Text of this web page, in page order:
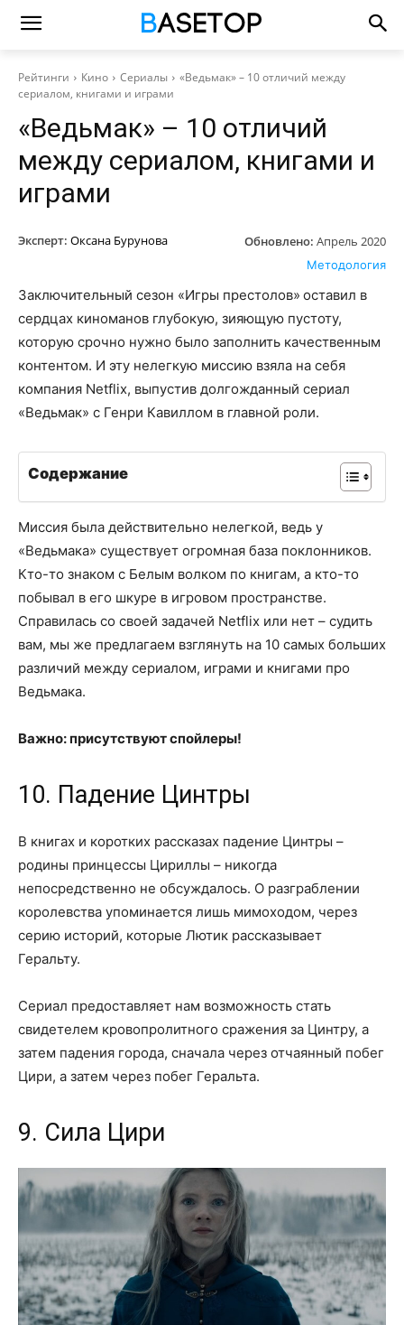
Рейтинги Кино Сериалы
«Ведьмак» – 10 отличий между
сериалом, книгами и играми
«Ведьмак» – 10 отличий
между сериалом, книгами и
играми
Эксперт: Оксана Бурунова Обновлено: Апрель 2020
Методология
Заключительный сезон «Игры престолов» оставил в
сердцах киноманов глубокую, зияющую пустоту,
которую срочно нужно было заполнить качественным
контентом. И эту нелегкую миссию взяла на себя
компания Netflix, выпустив долгожданный сериал
«Ведьмак» с Генри Кавиллом в главной роли.
Содержание
Миссия была действительно нелегкой, ведь у
«Ведьмака» существует огромная база поклонников.
Кто-то знаком с Белым волком по книгам, а кто-то
побывал в его шкуре в игровом пространстве.
Справилась со своей задачей Netflix или нет – судить
вам, мы же предлагаем взглянуть на 10 самых больших
различий между сериалом, играми и книгами про
Ведьмака.
Важно: присутствуют спойлеры!
10. Падение Цинтры
В книгах и коротких рассказах падение Цинтры –
родины принцессы Цириллы – никогда
непосредственно не обсуждалось. О разграблении
королевства упоминается лишь мимоходом, через
серию историй, которые Лютик рассказывает
Геральту.
Сериал предоставляет нам возможность стать
свидетелем кровопролитного сражения за Цинтру, а
затем падения города, сначала через отчаянный побег
Цири, а затем через побег Геральта.
9. Сила Цири